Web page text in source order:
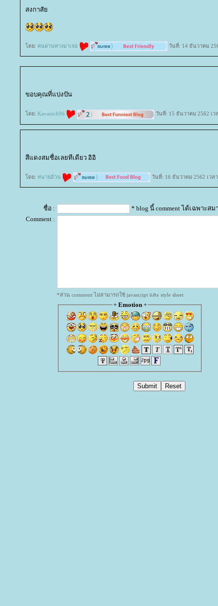
สงกาสั
ดย: คนผ่านทางมาเจอ วันที่: 14 ธันวาคม
ขอบคุณที่แบ่งปัน
ดย: Kavanich96 วันที่: 15 ธันวาคม 2562 เว
สีแดงสมชื่อเลยทีเดียว อิอิ
ดย: ทนายอ้วน วันที่: 16 ธันวาคม 2562 เวล
ชื่อ :
* blog นี้ comment ได้เฉพาะสม
Comment :
*ส่วน comment ไม่สามารถใช้ javascript และ style sheet
+ Emotion+